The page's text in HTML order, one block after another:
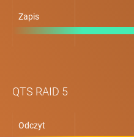
Zapis
QTS RAID 5
Odczyt